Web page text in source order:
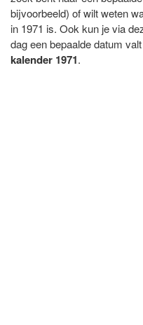
bijvoorbeeld) of wilt weten
in 1971 is. Ook kun je via
dag een bepaalde datum
kalender 1971.